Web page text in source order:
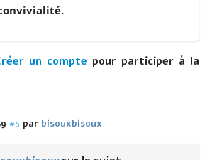
un compte pour participer à la
#5 par bisouxbisoux